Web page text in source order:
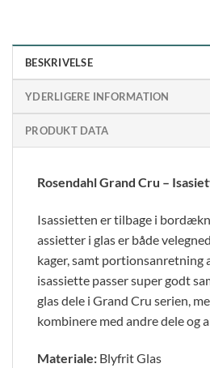
BESKRIVELSE
YDERLIGERE INFORMATION
PRODUKT DATA
Rosendahl Grand Cru –
Isassietten er tilbage i
assietter i glas er både
kager, samt portionsanretning
isassiette passer super godt
glas dele i Grand Cru serien,
kombinere med andre dele og
Materiale: Blyfrit Glas